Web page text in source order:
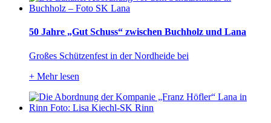
50 Jahre „Gut Schuss“ zwischen Buchholz und Lana
Großes Schützenfest in der Nordheide bei
+ Mehr lesen